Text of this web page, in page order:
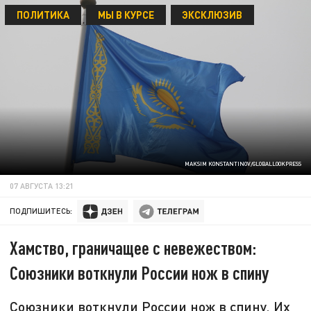
MAKSIM KONSTANTINOV/GLOBALLOOKPRESS
ПОЛИТИКА МЫ В КУРСЕ ЭКСКЛЮЗИВ
07 АВГУСТА 13:21
ПОДПИШИТЕСЬ:
Хамство, граничащее с невежеством:
Союзники воткнули России нож в спину
Союзники воткнули России нож в спину. Их